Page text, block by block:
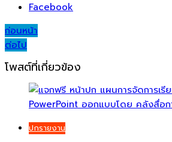
Facebook
Post
navigation
ก่อนหน้า
ต่อไป
โพสต์ที่เกี่ยวข้อง
ปกรายงาน